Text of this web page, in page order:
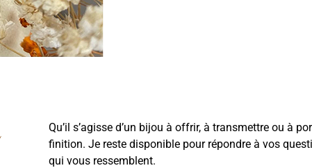
Qu’il s’agisse d’un bijou à offrir, à transmettre ou à
finition. Je reste disponible pour répondre à vos
qui vous ressemblent.